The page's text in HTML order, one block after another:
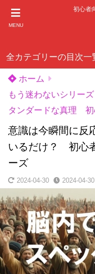
MENU
初心者
全カテゴリーの目次一
ホーム
もう迷わないシリ
タンダードな真理 初
意識は今瞬間に反
いるだけ？ 初心
ーズ
2024-04-30 2024-04-30